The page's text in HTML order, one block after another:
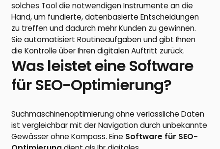
solches Tool die notwendigen Instrumente an die
Hand, um fundierte, datenbasierte Entscheidungen
zu treffen und dadurch mehr Kunden zu gewinnen.
Sie automatisiert Routineaufgaben und gibt Ihnen
die Kontrolle über Ihren digitalen Auftritt zurück.
Was leistet eine Software
für SEO-Optimierung?
Suchmaschinenoptimierung ohne verlässliche Daten
ist vergleichbar mit der Navigation durch unbekannte
Gewässer ohne Kompass. Eine Software für SEO-